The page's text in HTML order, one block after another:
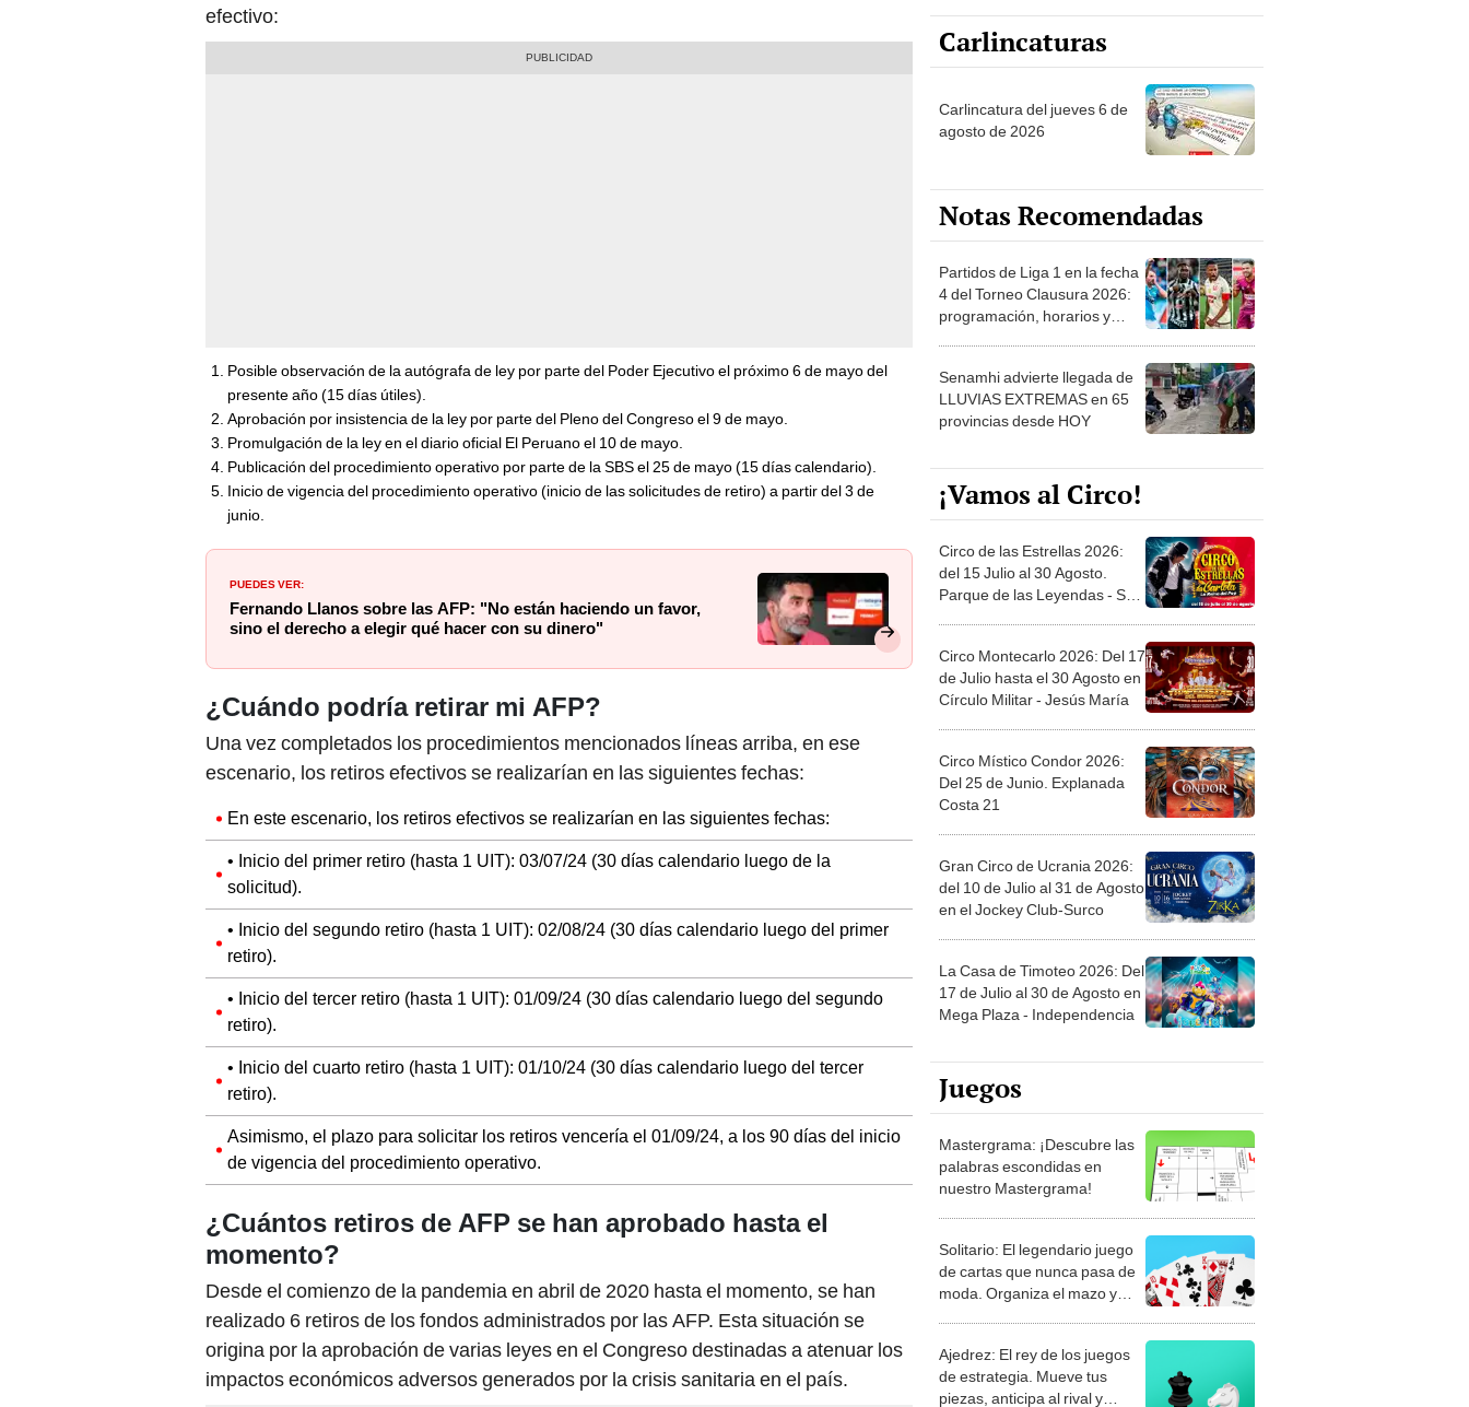
efectivo:
Posible observación de la autógrafa de ley por parte del Poder Ejecutivo el próximo 6 de mayo del
presente año (15 días útiles).
Aprobación por insistencia de la ley por parte del Pleno del Congreso el 9 de mayo.
Promulgación de la ley en el diario oficial El Peruano el 10 de mayo.
Publicación del procedimiento operativo por parte de la SBS el 25 de mayo (15 días calendario).
Inicio de vigencia del procedimiento operativo (inicio de las solicitudes de retiro) a partir del 3 de
junio.
PUEDES VER:
Fernando Llanos sobre las AFP: "No están haciendo un favor,
sino el derecho a elegir qué hacer con su dinero"
¿Cuándo podría retirar mi AFP?
Una vez completados los procedimientos mencionados líneas arriba, en ese
escenario, los retiros efectivos se realizarían en las siguientes fechas:
En este escenario, los retiros efectivos se realizarían en las siguientes fechas:
• Inicio del primer retiro (hasta 1 UIT): 03/07/24 (30 días calendario luego de la
solicitud).
• Inicio del segundo retiro (hasta 1 UIT): 02/08/24 (30 días calendario luego del primer
retiro).
• Inicio del tercer retiro (hasta 1 UIT): 01/09/24 (30 días calendario luego del segundo
retiro).
• Inicio del cuarto retiro (hasta 1 UIT): 01/10/24 (30 días calendario luego del tercer
retiro).
Asimismo, el plazo para solicitar los retiros vencería el 01/09/24, a los 90 días del inicio
de vigencia del procedimiento operativo.
¿Cuántos retiros de AFP se han aprobado hasta el
momento?
Desde el comienzo de la pandemia en abril de 2020 hasta el momento, se han
realizado 6 retiros de los fondos administrados por las AFP. Esta situación se
origina por la aprobación de varias leyes en el Congreso destinadas a atenuar los
impactos económicos adversos generados por la crisis sanitaria en el país.
Carlincaturas
Carlincatura del jueves 6 de
agosto de 2026
Notas Recomendadas
Partidos de Liga 1 en la fecha
4 del Torneo Clausura 2026:
programación, horarios y
Senamhi advierte llegada de
LLUVIAS EXTREMAS en 65
provincias desde HOY
¡Vamos al Circo!
Circo de las Estrellas 2026:
del 15 Julio al 30 Agosto.
Parque de las Leyendas - San
Circo Montecarlo 2026: Del 17
de Julio hasta el 30 Agosto en
Círculo Militar - Jesús María
Circo Místico Condor 2026:
Del 25 de Junio. Explanada
Costa 21
Gran Circo de Ucrania 2026:
del 10 de Julio al 31 de Agosto
en el Jockey Club-Surco
La Casa de Timoteo 2026: Del
17 de Julio al 30 de Agosto en
Mega Plaza - Independencia
Juegos
Mastergrama: ¡Descubre las
palabras escondidas en
nuestro Mastergrama!
Solitario: El legendario juego
de cartas que nunca pasa de
moda. Organiza el mazo y
Ajedrez: El rey de los juegos
de estrategia. Mueve tus
piezas, anticipa al rival y